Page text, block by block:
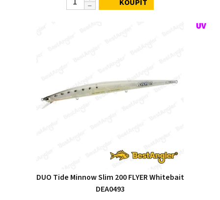
KOUPIT
DUO Tide Minnow Slim 200 FLYER Whitebait
DEA0493